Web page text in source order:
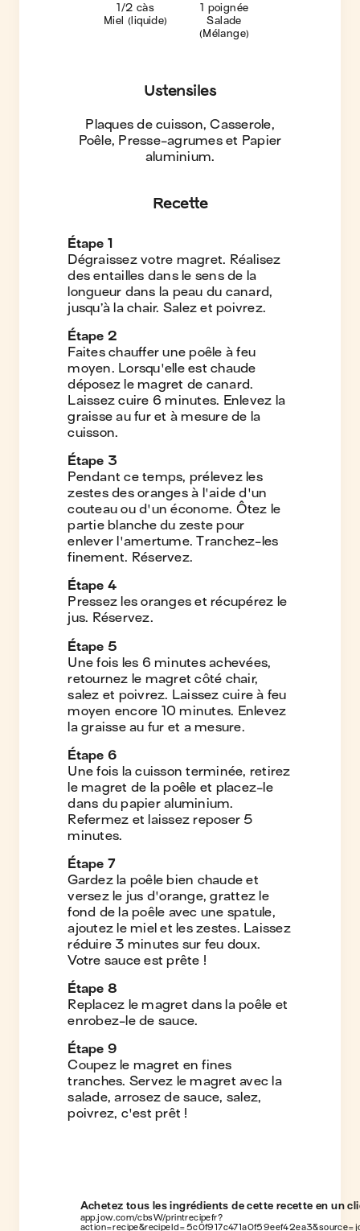
1/2 càs
Miel (liquide)
1 poignée
Salade
(Mélange)
Ustensiles
Plaques de cuisson, Casserole,
Poêle, Presse-agrumes et Papier
aluminium.
Recette
Étape 1
Dégraissez votre magret. Réalisez
des entailles dans le sens de la
longueur dans la peau du canard,
jusqu’à la chair. Salez et poivrez.
Étape 2
Faites chauffer une poêle à feu
moyen. Lorsqu'elle est chaude
déposez le magret de canard.
Laissez cuire 6 minutes. Enlevez la
graisse au fur et à mesure de la
cuisson.
Étape 3
Pendant ce temps, prélevez les
zestes des oranges à l'aide d'un
couteau ou d'un économe. Ôtez le
partie blanche du zeste pour
enlever l'amertume. Tranchez-les
finement. Réservez.
Étape 4
Pressez les oranges et récupérez le
jus. Réservez.
Étape 5
Une fois les 6 minutes achevées,
retournez le magret côté chair,
salez et poivrez. Laissez cuire à feu
moyen encore 10 minutes. Enlevez
la graisse au fur et a mesure.
Étape 6
Une fois la cuisson terminée, retirez
le magret de la poêle et placez-le
dans du papier aluminium.
Refermez et laissez reposer 5
minutes.
Étape 7
Gardez la poêle bien chaude et
versez le jus d'orange, grattez le
fond de la poêle avec une spatule,
ajoutez le miel et les zestes. Laissez
réduire 3 minutes sur feu doux.
Votre sauce est prête !
Étape 8
Replacez le magret dans la poêle et
enrobez-le de sauce.
Étape 9
Coupez le magret en fines
tranches. Servez le magret avec la
salade, arrosez de sauce, salez,
poivrez, c'est prêt !
Achetez tous les ingrédients de cette recette en un
app.jow.com/cbsW/printrecipefr?